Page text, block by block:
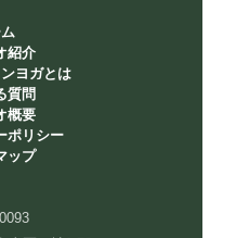
紹介
ヨガとは
質問
概要
ポリシー
ップ